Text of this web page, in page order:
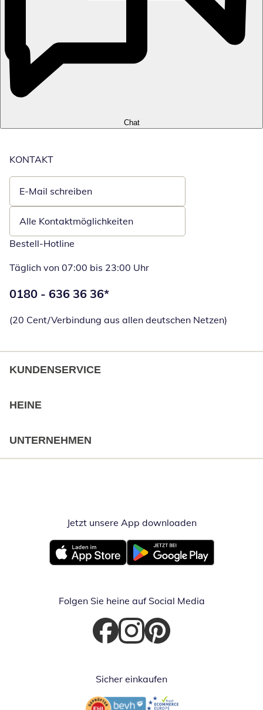
Chat
KONTAKT
E-Mail schreiben
Öffnet E-Mail-Client
Alle Kontaktmöglichkeiten
Bestell-Hotline
Täglich von 07:00 bis 23:00 Uhr
Telefonnummer:
0180 - 636 36 36*
(20 Cent/Verbindung aus allen deutschen Netzen)
KUNDENSERVICE
HEINE
UNTERNEHMEN
Jetzt unsere App downloadenÖffnet in
Öffnet in neuem FensterÖffnet in neuem Fenster
Folgen Sie heine auf Social Media
Öffnet in neuem Fenster
Öffnet in neuem Fenster
Öffnet in neuem Fenster
Sicher einkaufen